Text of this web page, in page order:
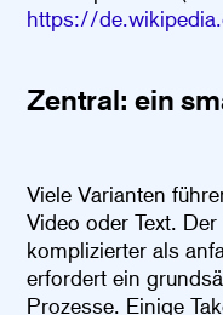
https://
Zentral: ein
Viele Varianten
Video oder Text.
komplizierter als
erfordert ein
Prozesse. Einige